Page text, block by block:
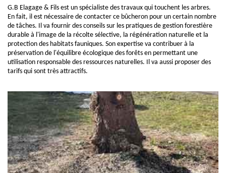
G.B Elagage & Fils est un spécialiste des travaux qui touchent les arbres.
En fait, il est nécessaire de contacter ce bûcheron pour un certain nombre
de tâches. Il va fournir des conseils sur les pratiques de gestion forestière
durable à l'image de la récolte sélective, la régénération naturelle et la
protection des habitats fauniques. Son expertise va contribuer à la
préservation de l'équilibre écologique des forêts en permettant une
utilisation responsable des ressources naturelles. Il va aussi proposer des
tarifs qui sont très attractifs.